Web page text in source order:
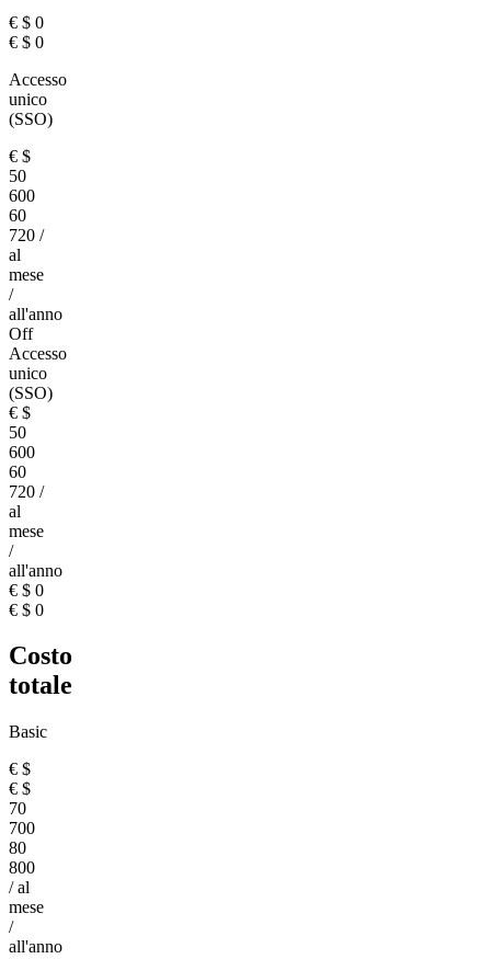
€ $ 0
€ $ 0
Accesso
unico
(SSO)
€ $
50
600
60
720 /
al
mese
/
all'anno
Off
Accesso
unico
(SSO)
€ $
50
600
60
720 /
al
mese
/
all'anno
€ $ 0
€ $ 0
Costo
totale
Basic
€ $
€ $
70
700
80
800
/ al
mese
/
all'anno